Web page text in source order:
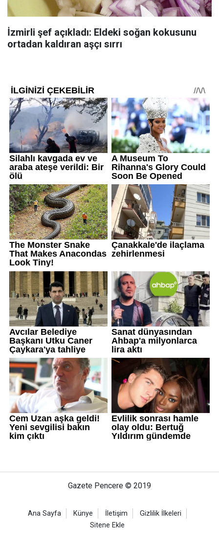
İzmirli şef açıkladı: Eldeki soğan kokusunu
ortadan kaldıran aşçı sırrı
Gazete Pencere © 2019
Ana Sayfa Künye İletişim
Gizlilik İlkeleri
Sitene Ekle